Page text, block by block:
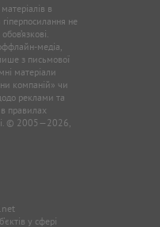
в
не
медіа,
з письмової
матеріали
компаній» чи
реклами та
правилах
© 2005—2026,
у сфері